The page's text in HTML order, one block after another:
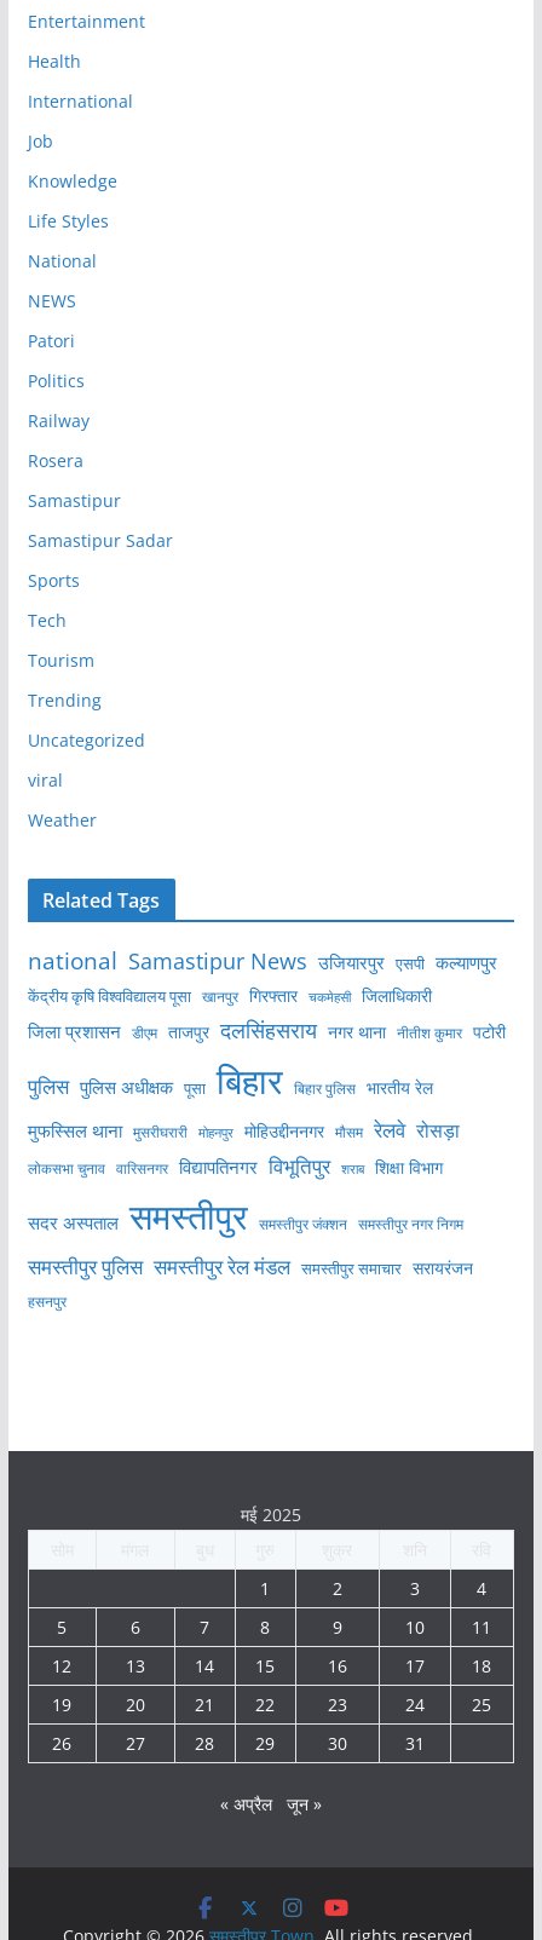
Entertainment
Health
International
Job
Knowledge
Life Styles
National
NEWS
Patori
Politics
Railway
Rosera
Samastipur
Samastipur Sadar
Sports
Tech
Tourism
Trending
Uncategorized
viral
Weather
Related Tags
national Samastipur News उजियारपुर एसपी कल्याणपुर
केंद्रीय कृषि विश्वविद्यालय पूसा खानपुर गिरफ्तार चकमेहसी जिलाधिकारी
जिला प्रशासन डीएम ताजपुर दलसिंहसराय नगर थाना नीतीश कुमार पटोरी
पुलिस पुलिस अधीक्षक पूसा बिहार बिहार पुलिस भारतीय रेल
मुफस्सिल थाना मुसरीघरारी मोहनपुर मोहिउद्दीननगर मौसम रेलवे रोसड़ा
लोकसभा चुनाव वारिसनगर विद्यापतिनगर विभूतिपुर शराब शिक्षा विभाग
सदर अस्पताल समस्तीपुर समस्तीपुर जंक्शन समस्तीपुर नगर निगम
समस्तीपुर पुलिस समस्तीपुर रेल मंडल समस्तीपुर समाचार सरायरंजन
हसनपुर
मई 2025
1
2 3
4
5
6 7 8 9 10
11
12
13 14 15 16 17
18
19
20 21 22 23 24
25
26
27 28 29 30 31
« अप्रैल जून »